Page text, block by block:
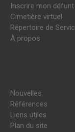
Inscrire mon défunt
Cimetière virtuel
Répertoire de
À propos
Nouvelles
Références
Liens utiles
Plan du site